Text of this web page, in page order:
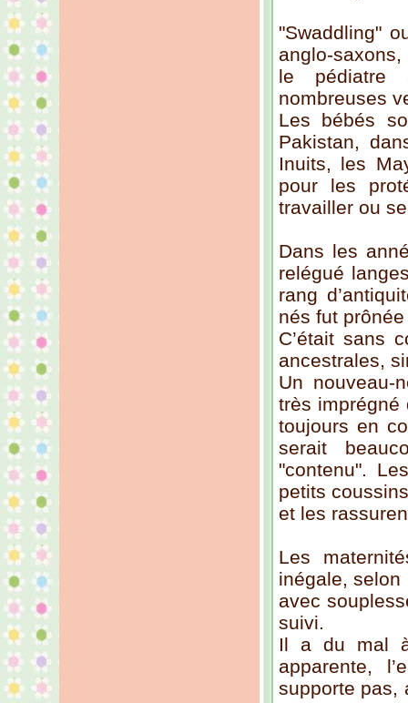
"Swaddling"
anglo-
le pédiatre
nombreuses
Les bébés
Pakistan,
Inuits, les
pour les
travailler ou
Dans les
relégué
rang
nés fut
C’était sans
ancestrales,
Un nouveau-
très imprégné
toujours en
serait
"contenu".
petits
et les
Les
inégale,
avec
suivi.
Il a du mal
apparente,
supporte pas,